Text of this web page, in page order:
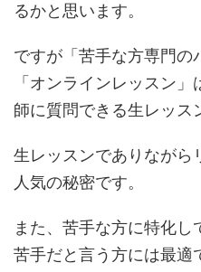
るかと思います。
ですが「苦手な方専門の
「オンラインレッスン
師に質問できる生レッス
生レッスンでありながら
人気の秘密です。
また、苦手な方に特化
苦手だと言う方には最適